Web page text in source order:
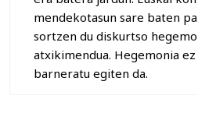
mendekotasun sare baten
sortzen du diskurtso
atxikimendua. Hegemonia
barneratu egiten da.